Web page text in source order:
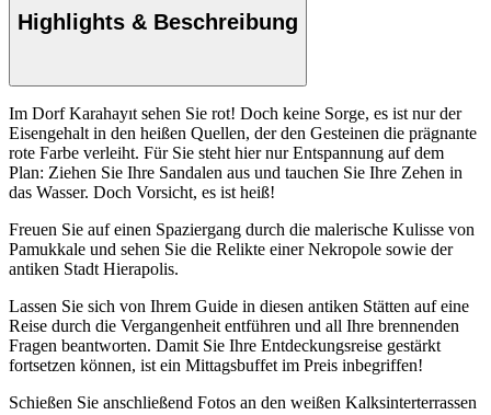
Highlights & Beschreibung
Im Dorf Karahayıt sehen Sie rot! Doch keine Sorge, es ist nur der
Eisengehalt in den heißen Quellen, der den Gesteinen die prägnante
rote Farbe verleiht. Für Sie steht hier nur Entspannung auf dem
Plan: Ziehen Sie Ihre Sandalen aus und tauchen Sie Ihre Zehen in
das Wasser. Doch Vorsicht, es ist heiß!
Freuen Sie auf einen Spaziergang durch die malerische Kulisse von
Pamukkale und sehen Sie die Relikte einer Nekropole sowie der
antiken Stadt Hierapolis.
Lassen Sie sich von Ihrem Guide in diesen antiken Stätten auf eine
Reise durch die Vergangenheit entführen und all Ihre brennenden
Fragen beantworten. Damit Sie Ihre Entdeckungsreise gestärkt
fortsetzen können, ist ein Mittagsbuffet im Preis inbegriffen!
Schießen Sie anschließend Fotos an den weißen Kalksinterterrassen